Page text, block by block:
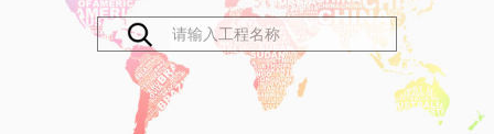
预应力系统